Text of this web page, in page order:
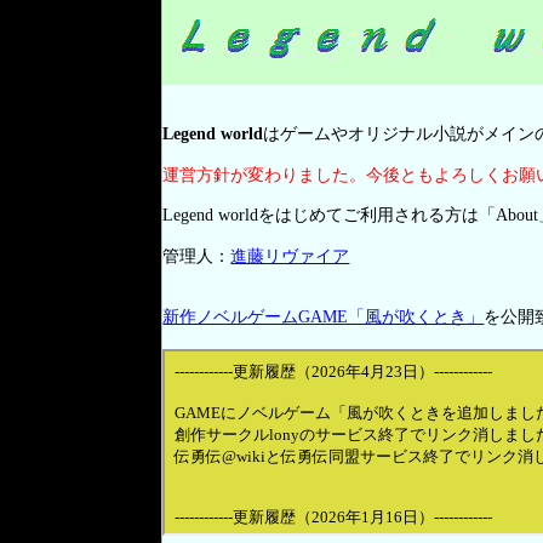
Legend worldはゲームやオリジナル小説がメイン
運営方針が変わりました。今後ともよろしくお願
Legend worldをはじめてご利用される方は「About
管理人：進藤リヴァイア
新作ノベルゲームGAME「風が吹くとき」 を公開